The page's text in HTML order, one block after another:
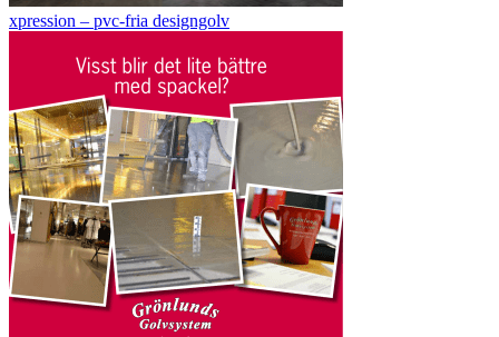
xpression – pvc-fria designgolv